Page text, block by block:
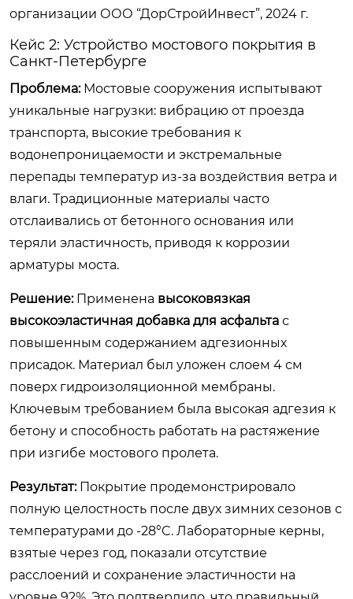
организации ООО “ДорСтройИнвест”, 2024 г.
Кейс 2: Устройство мостового покрытия в
Санкт-Петербурге
Проблема:Мостовые сооружения испытывают
уникальные нагрузки: вибрацию от проезда
транспорта, высокие требования к
водонепроницаемости и экстремальные
перепады температур из-за воздействия ветра и
влаги. Традиционные материалы часто
отслаивались от бетонного основания или
теряли эластичность, приводя к коррозии
арматуры моста.
Решение:Применена высоковязкая
высокоэластичная добавка для асфальта с
повышенным содержанием адгезионных
присадок. Материал был уложен слоем 4 см
поверх гидроизоляционной мембраны.
Ключевым требованием была высокая адгезия к
бетону и способность работать на растяжение
при изгибе мостового пролета.
Результат:Покрытие продемонстрировало
полную целостность после двух зимних сезонов с
температурами до -28°C. Лабораторные керны,
взятые через год, показали отсутствие
расслоений и сохранение эластичности на